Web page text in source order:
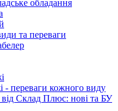
обладання
та переваги
- переваги кожного виду
від Склад Плюс: нові та БУ